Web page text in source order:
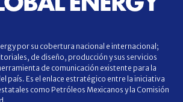
por su cobertura nacional e internacional;
de diseño, producción y sus servicios
de comunicación existente para la
país. Es el enlace estratégico entre la iniciativa
como Petróleos Mexicanos y la Comisión